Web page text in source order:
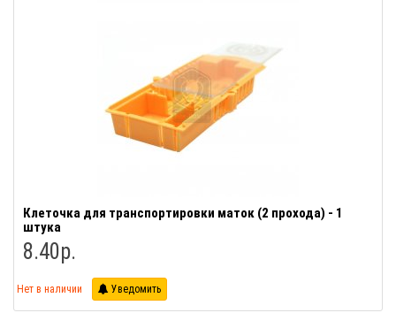
Клеточка для транспортировки маток (2 прохода) - 1
штука
8.40р.
Нет в наличии Уведомить